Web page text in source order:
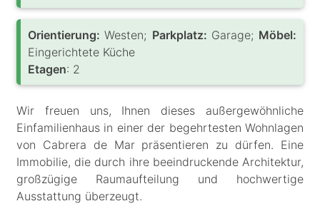
Orientierung:Westen; Parkplatz: Garage; Möbel:
Eingerichtete Küche
Etagen: 2
Wir freuen uns, Ihnen dieses außergewöhnliche
Einfamilienhaus in einer der begehrtesten Wohnlagen
von Cabrera de Mar präsentieren zu dürfen. Eine
Immobilie, die durch ihre beeindruckende Architektur,
großzügige Raumaufteilung und hochwertige
Ausstattung überzeugt.